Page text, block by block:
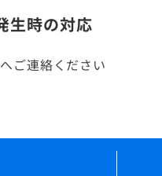
生時の対応
ご連絡ください